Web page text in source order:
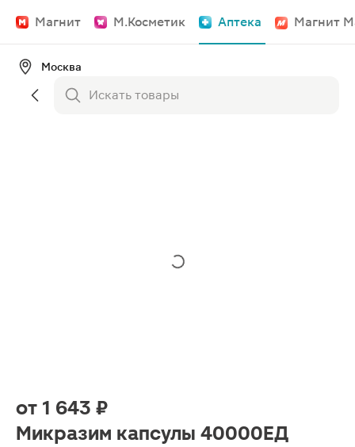
Магнит М.Косметик Аптека Магнит
Москва
от 1 643 ₽
Микразим капсулы 40000ЕД